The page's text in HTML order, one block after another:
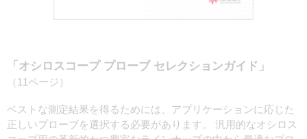
「オシロスコープ プローブ セレクションガイド」
（11ページ）
ベストな測定結果を得るためには、アプリケーションに応じた
正しいプローブを選択する必要があります。 汎用的なオシロス